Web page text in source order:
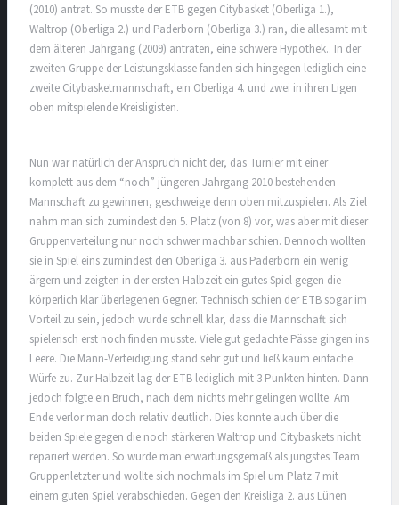
(2010) antrat. So musste der ETB gegen Citybasket (Oberliga 1.),
Waltrop (Oberliga 2.) und Paderborn (Oberliga 3.) ran, die allesamt mit
dem älteren Jahrgang (2009) antraten, eine schwere Hypothek.. In der
zweiten Gruppe der Leistungsklasse fanden sich hingegen lediglich eine
zweite Citybasketmannschaft, ein Oberliga 4. und zwei in ihren Ligen
oben mitspielende Kreisligisten.
Nun war natürlich der Anspruch nicht der, das Turnier mit einer
komplett aus dem “noch” jüngeren Jahrgang 2010 bestehenden
Mannschaft zu gewinnen, geschweige denn oben mitzuspielen. Als Ziel
nahm man sich zumindest den 5. Platz (von 8) vor, was aber mit dieser
Gruppenverteilung nur noch schwer machbar schien. Dennoch wollten
sie in Spiel eins zumindest den Oberliga 3. aus Paderborn ein wenig
ärgern und zeigten in der ersten Halbzeit ein gutes Spiel gegen die
körperlich klar überlegenen Gegner. Technisch schien der ETB sogar im
Vorteil zu sein, jedoch wurde schnell klar, dass die Mannschaft sich
spielerisch erst noch finden musste. Viele gut gedachte Pässe gingen ins
Leere. Die Mann-Verteidigung stand sehr gut und ließ kaum einfache
Würfe zu. Zur Halbzeit lag der ETB lediglich mit 3 Punkten hinten. Dann
jedoch folgte ein Bruch, nach dem nichts mehr gelingen wollte. Am
Ende verlor man doch relativ deutlich. Dies konnte auch über die
beiden Spiele gegen die noch stärkeren Waltrop und Citybaskets nicht
repariert werden. So wurde man erwartungsgemäß als jüngstes Team
Gruppenletzter und wollte sich nochmals im Spiel um Platz 7 mit
einem guten Spiel verabschieden. Gegen den Kreisliga 2. aus Lünen